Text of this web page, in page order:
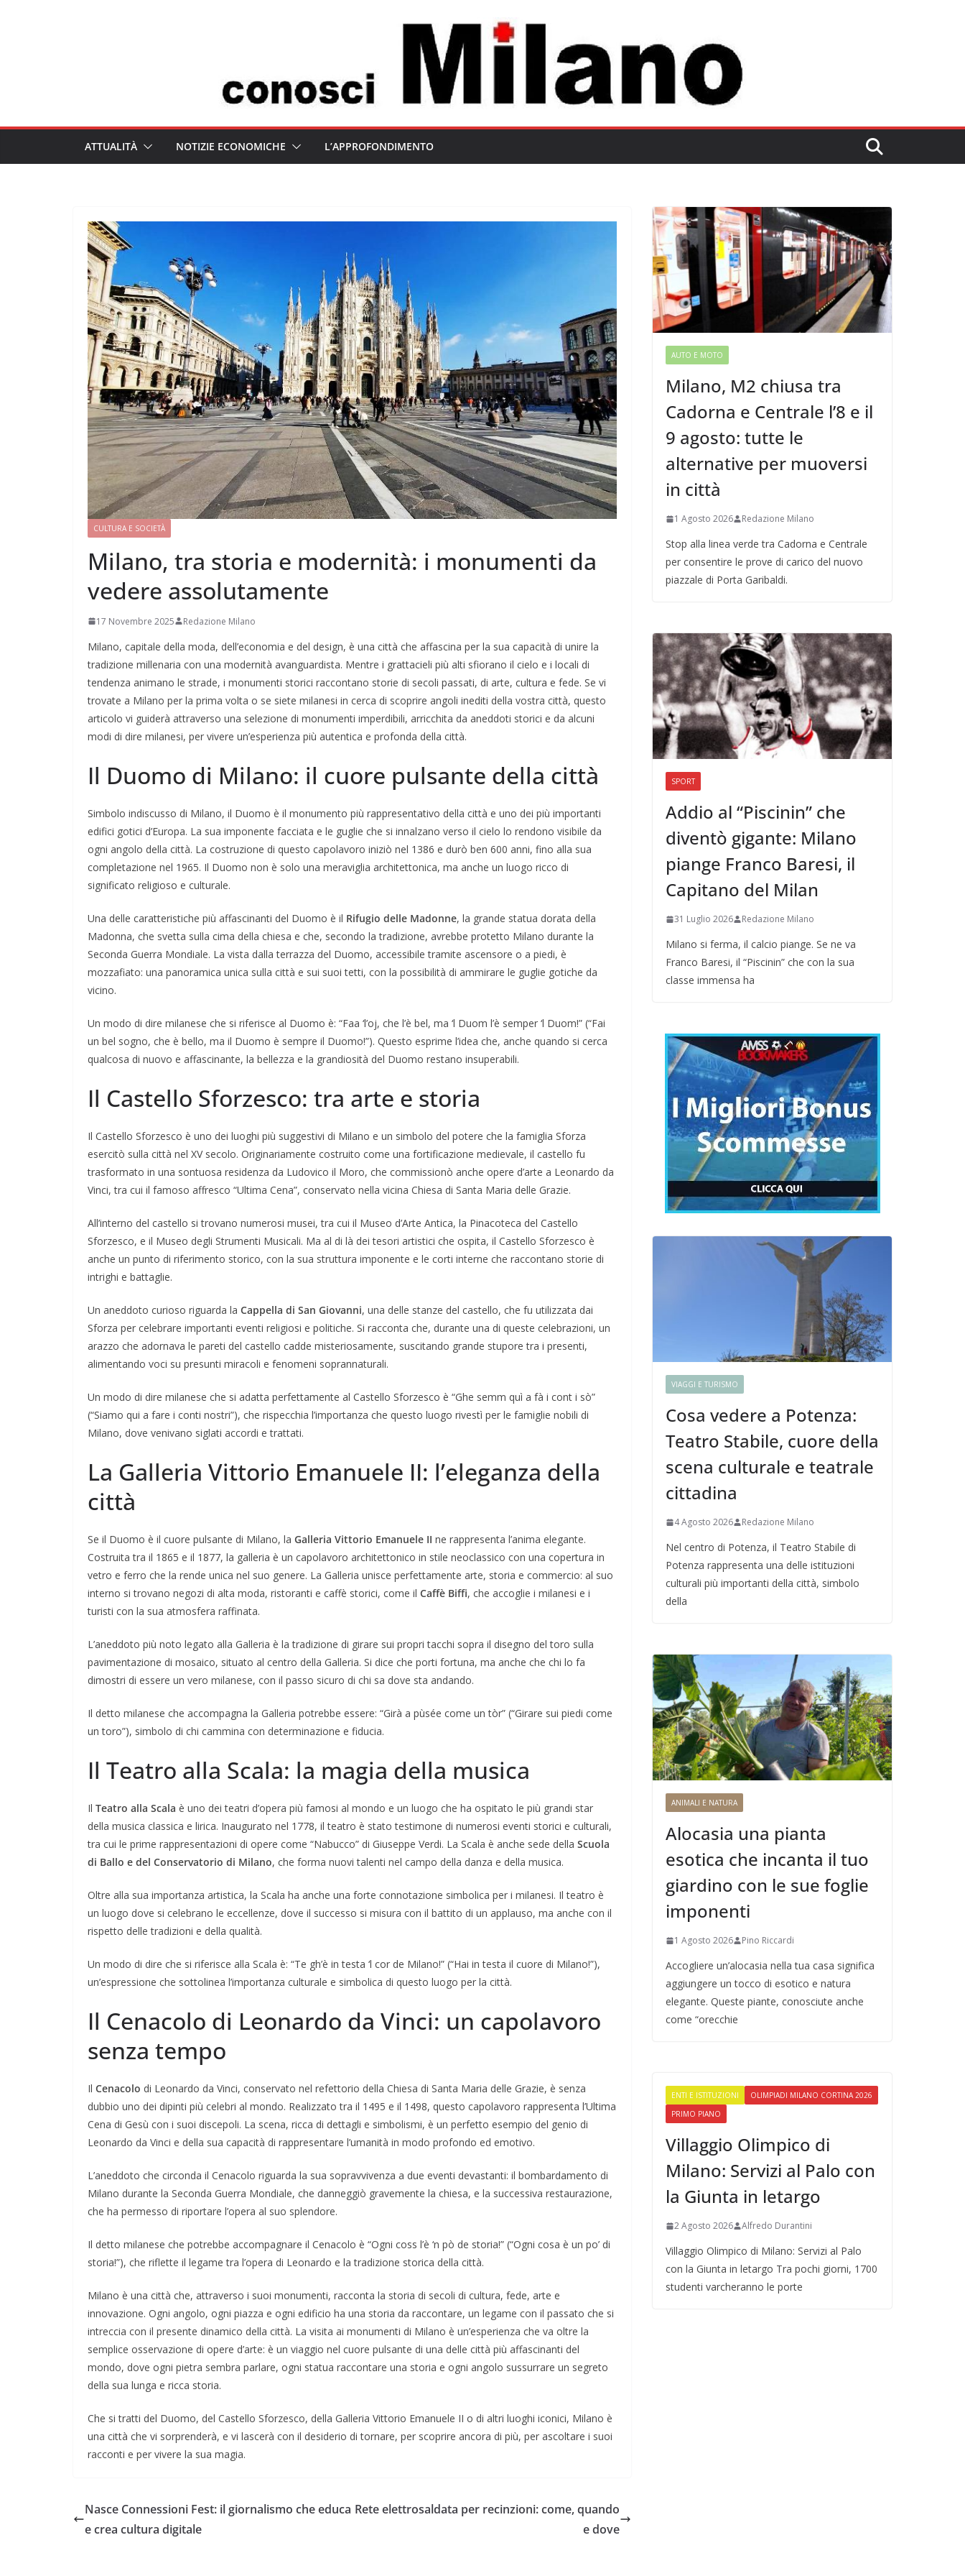
ATTUALITÀ NOTIZIE ECONOMICHE L’APPROFONDIMENTO
CULTURA E SOCIETÀ
Milano, tra storia e modernità: i monumenti da
vedere assolutamente
17 Novembre 2025 Redazione Milano
Milano, capitale della moda, dell’economia e del design, è una città che affascina per la sua capacità di unire la
tradizione millenaria con una modernità avanguardista. Mentre i grattacieli più alti sfiorano il cielo e i locali di
tendenza animano le strade, i monumenti storici raccontano storie di secoli passati, di arte, cultura e fede. Se vi
trovate a Milano per la prima volta o se siete milanesi in cerca di scoprire angoli inediti della vostra città, questo
articolo vi guiderà attraverso una selezione di monumenti imperdibili, arricchita da aneddoti storici e da alcuni
modi di dire milanesi, per vivere un’esperienza più autentica e profonda della città.
Il Duomo di Milano: il cuore pulsante della città
Simbolo indiscusso di Milano, il Duomo è il monumento più rappresentativo della città e uno dei più importanti
edifici gotici d’Europa. La sua imponente facciata e le guglie che si innalzano verso il cielo lo rendono visibile da
ogni angolo della città. La costruzione di questo capolavoro iniziò nel 1386 e durò ben 600 anni, fino alla sua
completazione nel 1965. Il Duomo non è solo una meraviglia architettonica, ma anche un luogo ricco di
significato religioso e culturale.
Una delle caratteristiche più affascinanti del Duomo è il Rifugio delle Madonne, la grande statua dorata della
Madonna, che svetta sulla cima della chiesa e che, secondo la tradizione, avrebbe protetto Milano durante la
Seconda Guerra Mondiale. La vista dalla terrazza del Duomo, accessibile tramite ascensore o a piedi, è
mozzafiato: una panoramica unica sulla città e sui suoi tetti, con la possibilità di ammirare le guglie gotiche da
vicino.
Un modo di dire milanese che si riferisce al Duomo è: “Faa ‘l’oj, che l’è bel, ma ‘l Duom l’è semper ‘l Duom!” (“Fai
un bel sogno, che è bello, ma il Duomo è sempre il Duomo!”). Questo esprime l’idea che, anche quando si cerca
qualcosa di nuovo e affascinante, la bellezza e la grandiosità del Duomo restano insuperabili.
Il Castello Sforzesco: tra arte e storia
Il Castello Sforzesco è uno dei luoghi più suggestivi di Milano e un simbolo del potere che la famiglia Sforza
esercitò sulla città nel XV secolo. Originariamente costruito come una fortificazione medievale, il castello fu
trasformato in una sontuosa residenza da Ludovico il Moro, che commissionò anche opere d’arte a Leonardo da
Vinci, tra cui il famoso affresco “Ultima Cena”, conservato nella vicina Chiesa di Santa Maria delle Grazie.
All’interno del castello si trovano numerosi musei, tra cui il Museo d’Arte Antica, la Pinacoteca del Castello
Sforzesco, e il Museo degli Strumenti Musicali. Ma al di là dei tesori artistici che ospita, il Castello Sforzesco è
anche un punto di riferimento storico, con la sua struttura imponente e le corti interne che raccontano storie di
intrighi e battaglie.
Un aneddoto curioso riguarda la Cappella di San Giovanni, una delle stanze del castello, che fu utilizzata dai
Sforza per celebrare importanti eventi religiosi e politiche. Si racconta che, durante una di queste celebrazioni, un
arazzo che adornava le pareti del castello cadde misteriosamente, suscitando grande stupore tra i presenti,
alimentando voci su presunti miracoli e fenomeni soprannaturali.
Un modo di dire milanese che si adatta perfettamente al Castello Sforzesco è “Ghe semm quì a fà i cont i sò”
(“Siamo qui a fare i conti nostri”), che rispecchia l’importanza che questo luogo rivestì per le famiglie nobili di
Milano, dove venivano siglati accordi e trattati.
La Galleria Vittorio Emanuele II: l’eleganza della
città
Se il Duomo è il cuore pulsante di Milano, la Galleria Vittorio Emanuele II ne rappresenta l’anima elegante.
Costruita tra il 1865 e il 1877, la galleria è un capolavoro architettonico in stile neoclassico con una copertura in
vetro e ferro che la rende unica nel suo genere. La Galleria unisce perfettamente arte, storia e commercio: al suo
interno si trovano negozi di alta moda, ristoranti e caffè storici, come il Caffè Biffi, che accoglie i milanesi e i
turisti con la sua atmosfera raffinata.
L’aneddoto più noto legato alla Galleria è la tradizione di girare sui propri tacchi sopra il disegno del toro sulla
pavimentazione di mosaico, situato al centro della Galleria. Si dice che porti fortuna, ma anche che chi lo fa
dimostri di essere un vero milanese, con il passo sicuro di chi sa dove sta andando.
Il detto milanese che accompagna la Galleria potrebbe essere: “Girà a pùsée come un tòr” (“Girare sui piedi come
un toro”), simbolo di chi cammina con determinazione e fiducia.
Il Teatro alla Scala: la magia della musica
Il Teatro alla Scala è uno dei teatri d’opera più famosi al mondo e un luogo che ha ospitato le più grandi star
della musica classica e lirica. Inaugurato nel 1778, il teatro è stato testimone di numerosi eventi storici e culturali,
tra cui le prime rappresentazioni di opere come “Nabucco” di Giuseppe Verdi. La Scala è anche sede della Scuola
di Ballo e del Conservatorio di Milano, che forma nuovi talenti nel campo della danza e della musica.
Oltre alla sua importanza artistica, la Scala ha anche una forte connotazione simbolica per i milanesi. Il teatro è
un luogo dove si celebrano le eccellenze, dove il successo si misura con il battito di un applauso, ma anche con il
rispetto delle tradizioni e della qualità.
Un modo di dire che si riferisce alla Scala è: “Te gh’è in testa ‘l cor de Milano!” (“Hai in testa il cuore di Milano!”),
un’espressione che sottolinea l’importanza culturale e simbolica di questo luogo per la città.
Il Cenacolo di Leonardo da Vinci: un capolavoro
senza tempo
Il Cenacolo di Leonardo da Vinci, conservato nel refettorio della Chiesa di Santa Maria delle Grazie, è senza
dubbio uno dei dipinti più celebri al mondo. Realizzato tra il 1495 e il 1498, questo capolavoro rappresenta l’Ultima
Cena di Gesù con i suoi discepoli. La scena, ricca di dettagli e simbolismi, è un perfetto esempio del genio di
Leonardo da Vinci e della sua capacità di rappresentare l’umanità in modo profondo ed emotivo.
L’aneddoto che circonda il Cenacolo riguarda la sua sopravvivenza a due eventi devastanti: il bombardamento di
Milano durante la Seconda Guerra Mondiale, che danneggiò gravemente la chiesa, e la successiva restaurazione,
che ha permesso di riportare l’opera al suo splendore.
Il detto milanese che potrebbe accompagnare il Cenacolo è “Ogni coss l’è ‘n pò de storia!” (“Ogni cosa è un po’ di
storia!”), che riflette il legame tra l’opera di Leonardo e la tradizione storica della città.
Milano è una città che, attraverso i suoi monumenti, racconta la storia di secoli di cultura, fede, arte e
innovazione. Ogni angolo, ogni piazza e ogni edificio ha una storia da raccontare, un legame con il passato che si
intreccia con il presente dinamico della città. La visita ai monumenti di Milano è un’esperienza che va oltre la
semplice osservazione di opere d’arte: è un viaggio nel cuore pulsante di una delle città più affascinanti del
mondo, dove ogni pietra sembra parlare, ogni statua raccontare una storia e ogni angolo sussurrare un segreto
della sua lunga e ricca storia.
Che si tratti del Duomo, del Castello Sforzesco, della Galleria Vittorio Emanuele II o di altri luoghi iconici, Milano è
una città che vi sorprenderà, e vi lascerà con il desiderio di tornare, per scoprire ancora di più, per ascoltare i suoi
racconti e per vivere la sua magia.
Nasce Connessioni Fest: il giornalismo che educa
e crea cultura digitale
Rete elettrosaldata per recinzioni: come, quando
e dove
AUTO E MOTO
Milano, M2 chiusa tra
Cadorna e Centrale l’8 e il
9 agosto: tutte le
alternative per muoversi
in città
1 Agosto 2026 Redazione Milano
Stop alla linea verde tra Cadorna e Centrale
per consentire le prove di carico del nuovo
piazzale di Porta Garibaldi.
SPORT
Addio al “Piscinin” che
diventò gigante: Milano
piange Franco Baresi, il
Capitano del Milan
31 Luglio 2026 Redazione Milano
Milano si ferma, il calcio piange. Se ne va
Franco Baresi, il “Piscinin” che con la sua
classe immensa ha
VIAGGI E TURISMO
Cosa vedere a Potenza:
Teatro Stabile, cuore della
scena culturale e teatrale
cittadina
4 Agosto 2026 Redazione Milano
Nel centro di Potenza, il Teatro Stabile di
Potenza rappresenta una delle istituzioni
culturali più importanti della città, simbolo
della
ANIMALI E NATURA
Alocasia una pianta
esotica che incanta il tuo
giardino con le sue foglie
imponenti
1 Agosto 2026 Pino Riccardi
Accogliere un’alocasia nella tua casa significa
aggiungere un tocco di esotico e natura
elegante. Queste piante, conosciute anche
come “orecchie
ENTI E ISTITUZIONI
OLIMPIADI MILANO CORTINA 2026
PRIMO PIANO
Villaggio Olimpico di
Milano: Servizi al Palo con
la Giunta in letargo
2 Agosto 2026 Alfredo Durantini
Villaggio Olimpico di Milano: Servizi al Palo
con la Giunta in letargo Tra pochi giorni, 1700
studenti varcheranno le porte